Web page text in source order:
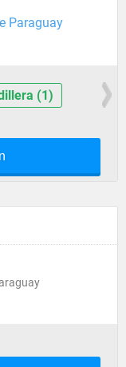
Paraguay
(1)